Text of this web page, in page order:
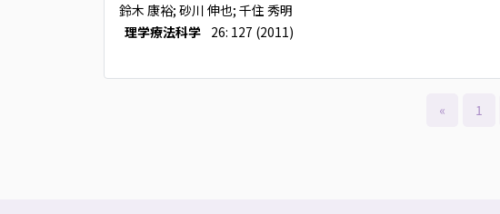
鈴木 康裕; 砂川 伸也; 千住 秀明
理学療法科学 26: 127 (2011)
« 1